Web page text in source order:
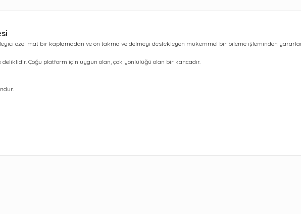
özel mat bir kaplamadan ve ön takma ve delmeyi destekleyen mükemmel bir bileme işleminden
deliklidir. Çoğu platform için uygun olan, çok yönlülüğü olan bir kancadır.